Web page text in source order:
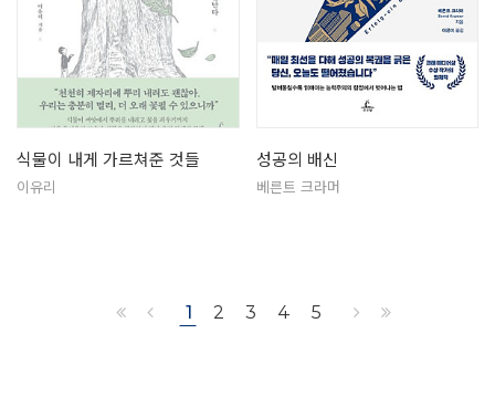
식물이 내게 가르쳐준 것들
이유리
성공의 배신
베른트 크라머
1 2 3 4 5